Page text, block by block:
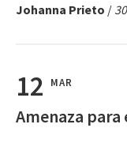
Johanna Prieto /
12 MAR
Amenaza